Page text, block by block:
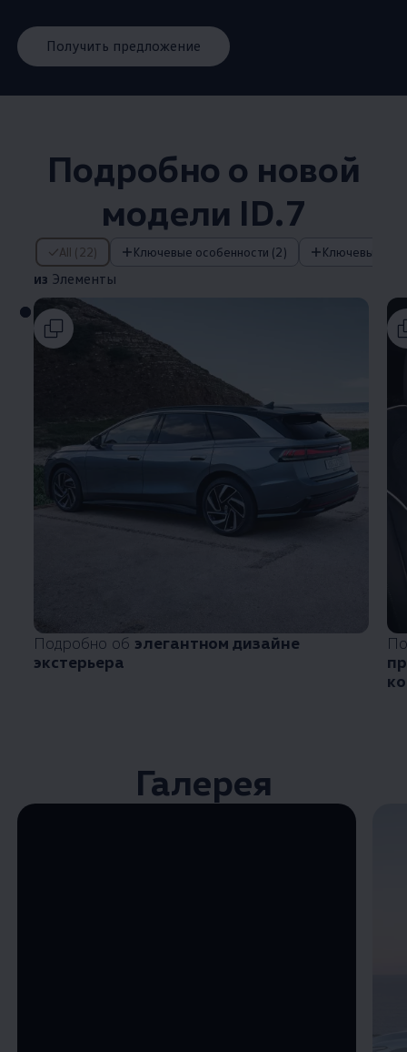
Получить предложение
Подробно о новой
модели ID.7
All (22) Ключевые особенности (2)
из Элементы
из Элементы
Подробно об элегантном дизайне
экстерьера
Галерея
Enable fullscreen mode